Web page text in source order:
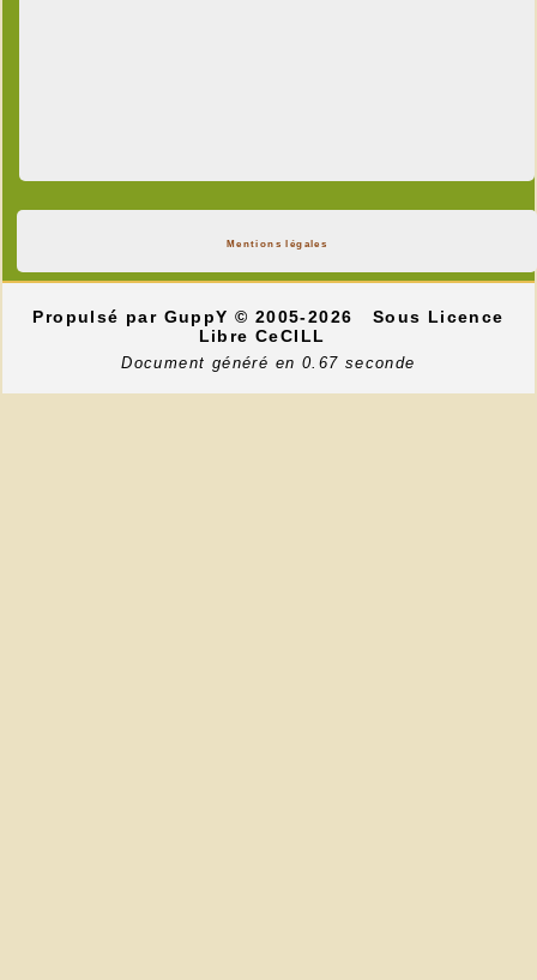
Mentions légales
Propulsé par GuppY© 2005-2026
Sous Licence
Libre CeCILL
Document généré en 0.67 seconde